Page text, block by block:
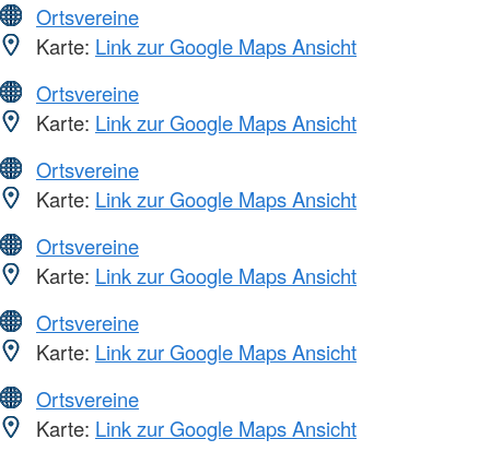
Ortsvereine
Karte: Link zur Google Maps Ansicht
Ortsvereine
Karte: Link zur Google Maps Ansicht
Ortsvereine
Karte: Link zur Google Maps Ansicht
Ortsvereine
Karte: Link zur Google Maps Ansicht
Ortsvereine
Karte: Link zur Google Maps Ansicht
Ortsvereine
Karte: Link zur Google Maps Ansicht